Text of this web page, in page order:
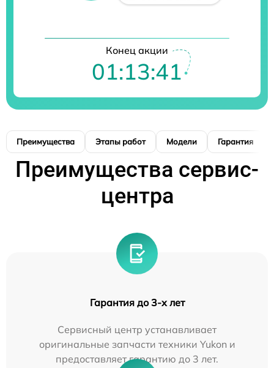
Конец акции
01:13:40
Преимущества Этапы работ Модели Гарантия
Преимущества сервис-
центра
Гарантия до 3-х лет
Сервисный центр устанавливает
оригинальные запчасти техники Yukon и
предоставляет гарантию до 3 лет.